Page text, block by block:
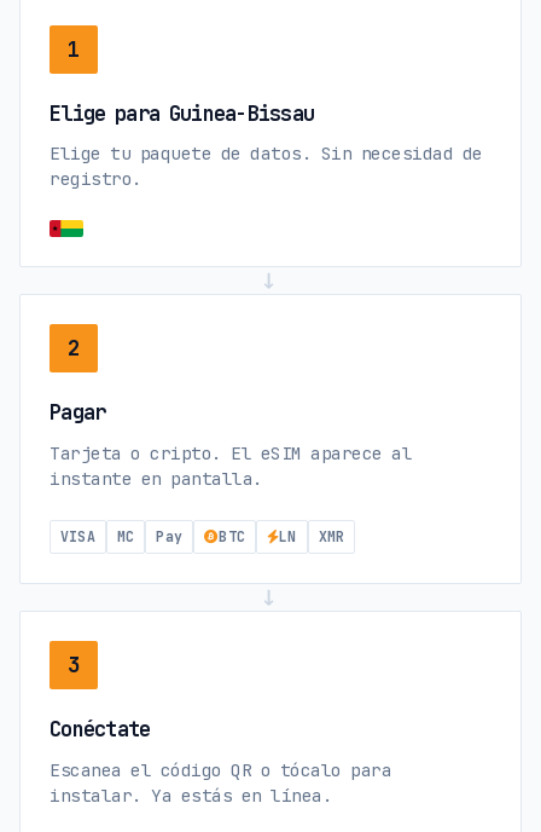
1
Elige para Guinea-Bissau
Elige tu paquete de datos. Sin necesidad de
registro.
→
2
Pagar
Tarjeta o cripto. El eSIM aparece al
instante en pantalla.
VISA MC Pay BTC LN XMR
→
3
Conéctate
Escanea el código QR o tócalo para
instalar. Ya estás en línea.